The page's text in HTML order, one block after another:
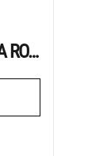
ΑΡΩΜΑ ΤΥΠΟΥ VANILLA ROYALE SUGARED PATCHOULI